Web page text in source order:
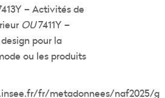
– Activités de
OU7411Y –
pour la
ou les produits
fr/metadonnees/naf2025/